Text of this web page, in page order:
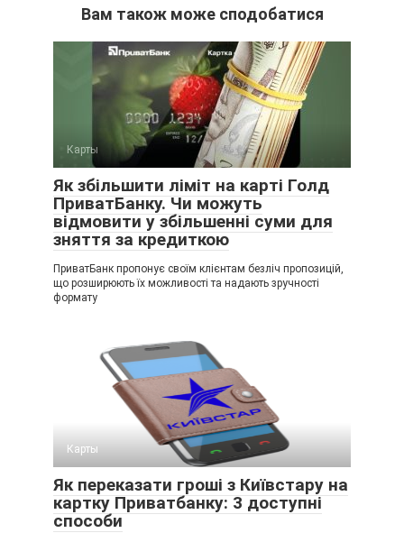
Вам також може сподобатися
Карты
Як збільшити ліміт на карті Голд
ПриватБанку. Чи можуть
відмовити у збільшенні суми для
зняття за кредиткою
ПриватБанк пропонує своїм клієнтам безліч пропозицій,
що розширюють їх можливості та надають зручності
формату
Карты
Як переказати гроші з Київстару на
картку Приватбанку: 3 доступні
способи